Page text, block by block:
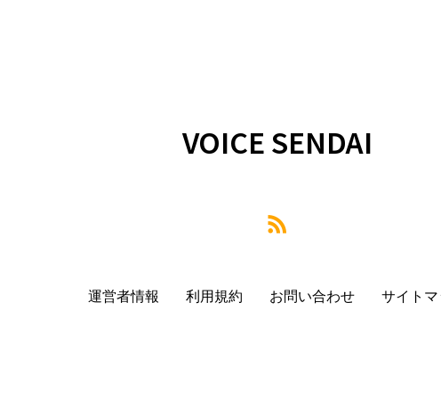
VOICE SENDAI
運営者情報 利用規約 お問い合わせ サイト